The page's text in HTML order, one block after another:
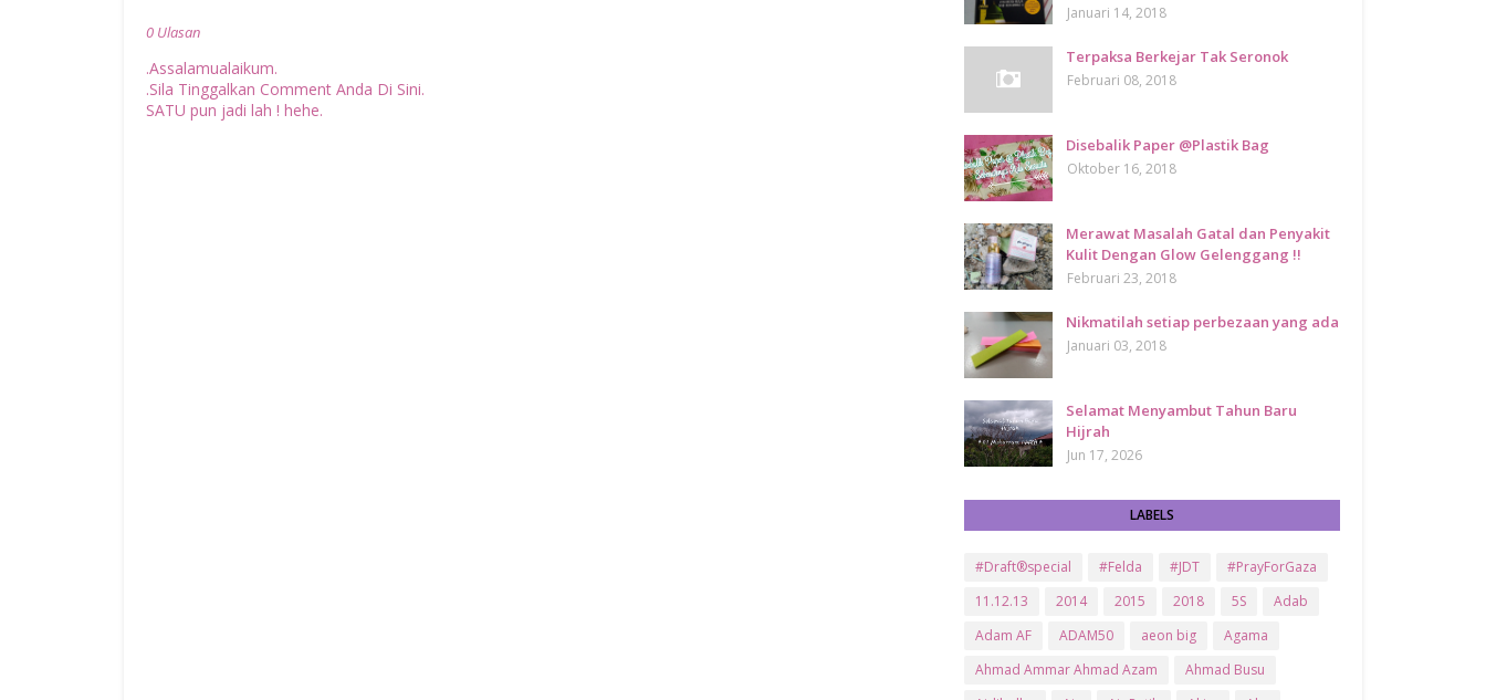
0 Ulasan
.Assalamualaikum.
.Sila Tinggalkan Comment Anda Di Sini.
SATU pun jadi lah ! hehe.
Januari 14, 2018
Terpaksa Berkejar Tak Seronok
Februari 08, 2018
Disebalik Paper @Plastik Bag
Oktober 16, 2018
Merawat Masalah Gatal dan Penyakit
Kulit Dengan Glow Gelenggang !!
Februari 23, 2018
Nikmatilah setiap perbezaan yang ada
Januari 03, 2018
Selamat Menyambut Tahun Baru
Hijrah
Jun 17, 2026
LABELS
#Draft®special #Felda #JDT
#PrayForGaza
11.12.13
2014 2015 2018 5S
Adab
Adam AF
ADAM50 aeon big
Agama
Ahmad Ammar Ahmad Azam
Ahmad Busu